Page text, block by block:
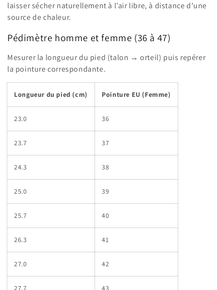
laisser sécher naturellement à l’air libre, à distance d’une
source de chaleur.
Pédimètre homme et femme (36 à 47)
Mesurer la longueur du pied (talon → orteil) puis repérer
la pointure correspondante.
Longueur du pied (cm) Pointure EU (Femme)
23.0 36
23.7 37
24.3 38
25.0 39
25.7 40
26.3 41
27.0 42
27.7 43